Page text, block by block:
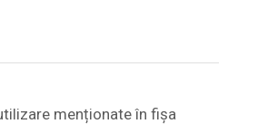
menționate în fișa